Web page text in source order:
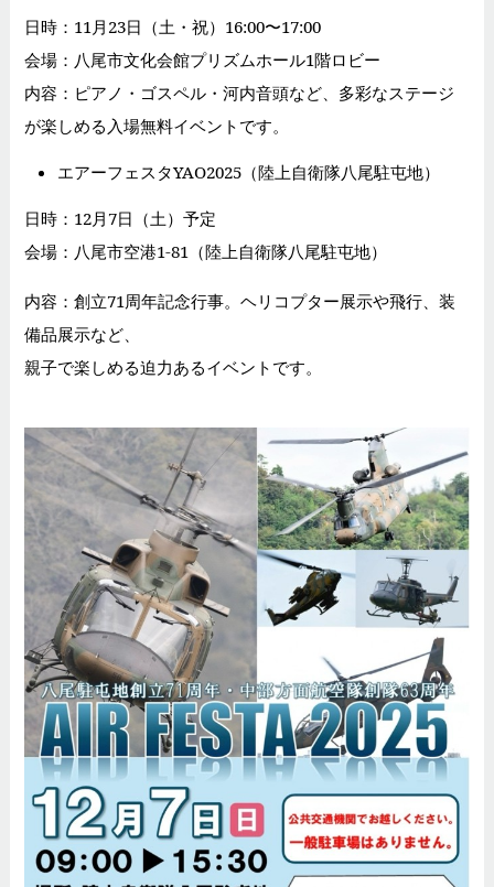
日時：11月23日（土・祝）16:00〜17:00
会場：八尾市文化会館プリズムホール1階ロビー
内容：ピアノ・ゴスペル・河内音頭など、多彩なステージ
が楽しめる入場無料イベントです。
エアーフェスタYAO2025（陸上自衛隊八尾駐屯地）
日時：12月7日（土）予定
会場：八尾市空港1-81（陸上自衛隊八尾駐屯地）
内容：創立71周年記念行事。ヘリコプター展示や飛行、装
備品展示など、
親子で楽しめる迫力あるイベントです。